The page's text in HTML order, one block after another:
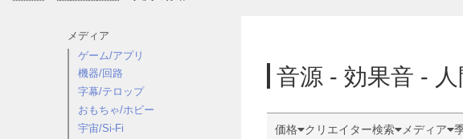
メディア
ゲーム/アプリ
機器/回路
字幕/テロップ
おもちゃ/ホビー
宇宙/Si-Fi
音源 - 効果音 -
価格 クリエイター検索 メディア